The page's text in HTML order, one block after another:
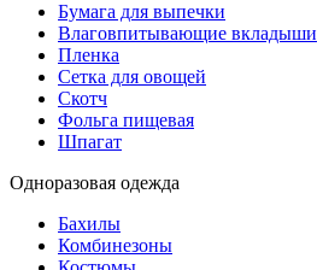
Бумага для выпечки
Влаговпитывающие вкладыши
Пленка
Сетка для овощей
Скотч
Фольга пищевая
Шпагат
Одноразовая одежда
Бахилы
Комбинезоны